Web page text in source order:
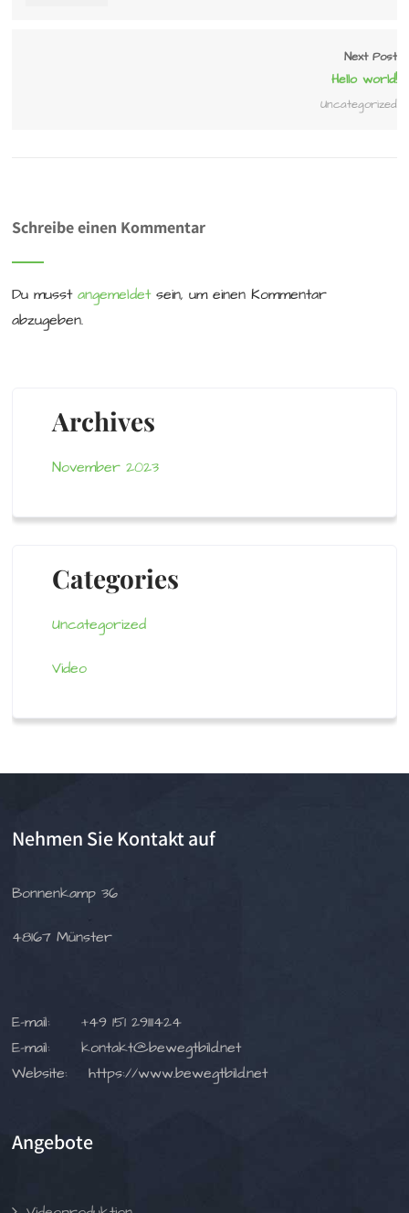
Next Post
Hello world!
Uncategorized
Schreibe einen Kommentar
Du musstangemeldetsein, um einen Kommentar
abzugeben.
Archives
November 2023
Categories
Uncategorized
Video
Nehmen Sie Kontakt auf
Bonnenkamp 36
48167 Münster
E-mail:
+49 151 29111424
E-mail:
kontakt@bewegtbild.net
Website:
https://www.bewegtbild.net
Angebote